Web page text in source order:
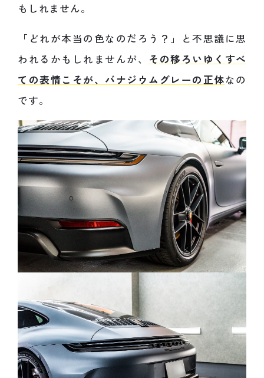
もしれません。
「どれが本当の色なのだろう？」と不思議に思
われるかもしれませんが、 その移ろいゆくすべ
ての表情こそが、バナジウムグレーの正体なの
です。